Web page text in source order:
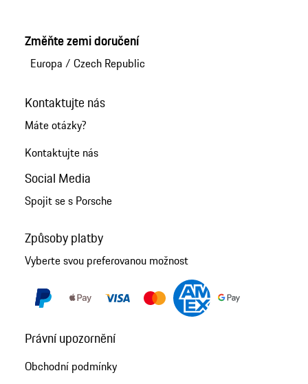
Změňte zemi doručení
Europa / Czech Republic
Kontaktujte nás
Máte otázky?
Kontaktujte nás
Social Media
Spojit se s Porsche
Způsoby platby
Vyberte svou preferovanou možnost
Právní upozornění
Obchodní podmínky